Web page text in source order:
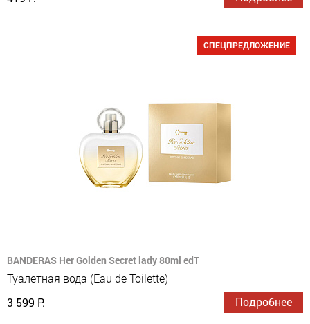
СПЕЦПРЕДЛОЖЕНИЕ
BANDERAS Her Golden Secret lady 80ml edT
Туалетная вода (Eau de Toilette)
3 599 Р.
Подробнее